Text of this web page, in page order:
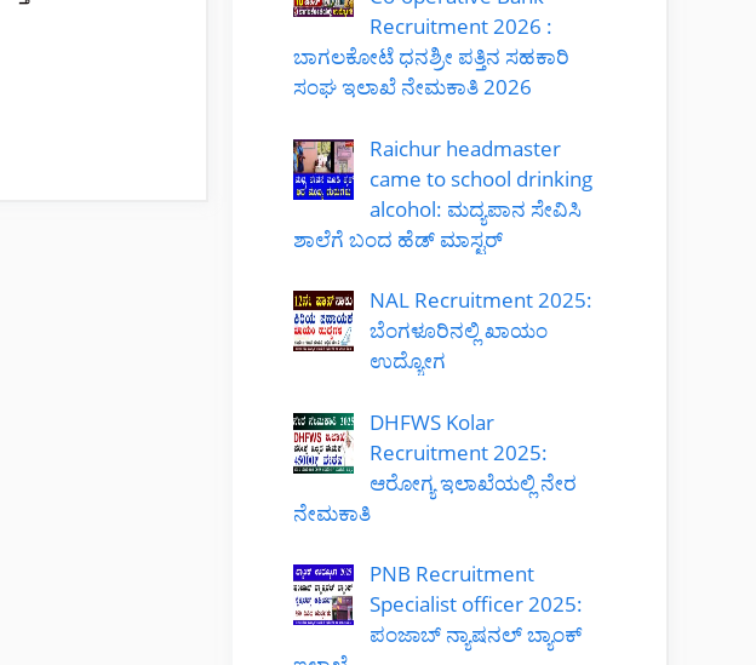
Recruitment 2026 :
ಬಾಗಲಕೋಟೆ ಧನಶ್ರೀ ಪತ್ತಿನ ಸಹಕಾರಿ
ಸಂಘ ಇಲಾಖೆ ನೇಮಕಾತಿ 2026
Raichur headmaster
came to school drinking
alcohol: ಮದ್ಯಪಾನ ಸೇವಿಸಿ
ಶಾಲೆಗೆ ಬಂದ ಹೆಡ್ ಮಾಸ್ಟರ್
NAL Recruitment 2025:
ಬೆಂಗಳೂರಿನಲ್ಲಿ ಖಾಯಂ
ಉದ್ಯೋಗ
DHFWS Kolar
Recruitment 2025:
ಆರೋಗ್ಯ ಇಲಾಖೆಯಲ್ಲಿ ನೇರ
ನೇಮಕಾತಿ
PNB Recruitment
Specialist officer 2025:
ಪಂಜಾಬ್ ನ್ಯಾಷನಲ್ ಬ್ಯಾಂಕ್